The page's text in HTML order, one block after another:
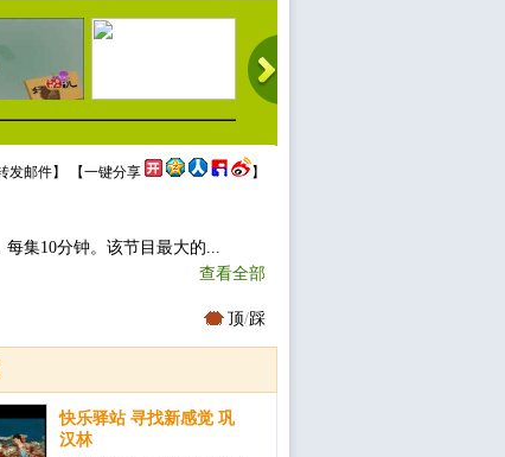
发邮件】 【一键分享 】
每集10分钟。该节目最大的...
查看全部
顶/踩
快乐驿站 寻找新感觉 巩
汉林